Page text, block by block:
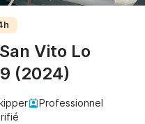
Vito Lo
(2024)
Professionnel